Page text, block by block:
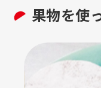
果物を使